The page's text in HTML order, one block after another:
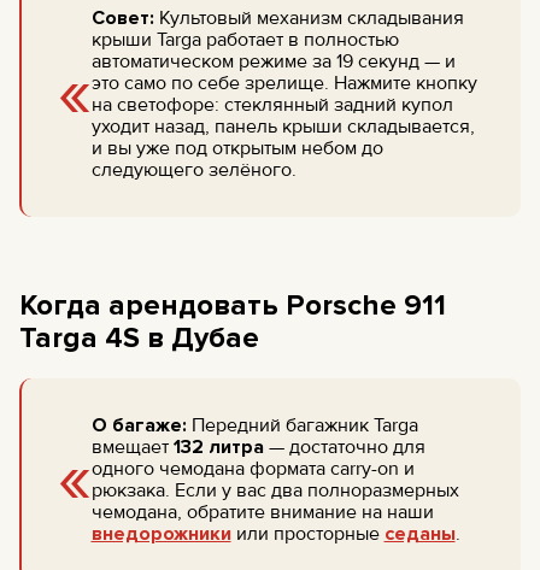
«
Совет: Культовый механизм складывания
крыши Targa работает в полностью
автоматическом режиме за 19 секунд — и
это само по себе зрелище. Нажмите кнопку
на светофоре: стеклянный задний купол
уходит назад, панель крыши складывается,
и вы уже под открытым небом до
следующего зелёного.
Когда арендовать Porsche 911
Targa 4S в Дубае
«
О багаже: Передний багажник Targa
вмещает 132 литра— достаточно для
одного чемодана формата carry-on и
рюкзака. Если у вас два полноразмерных
чемодана, обратите внимание на наши
внедорожники или просторные седаны.